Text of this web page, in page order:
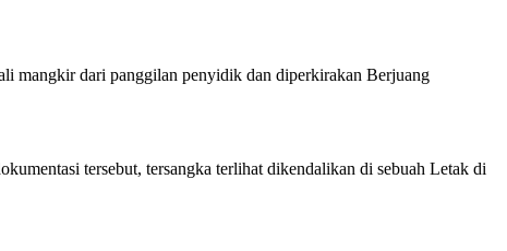
mangkir dari panggilan penyidik dan diperkirakan Berjuang
tersebut, tersangka terlihat dikendalikan di sebuah Letak di